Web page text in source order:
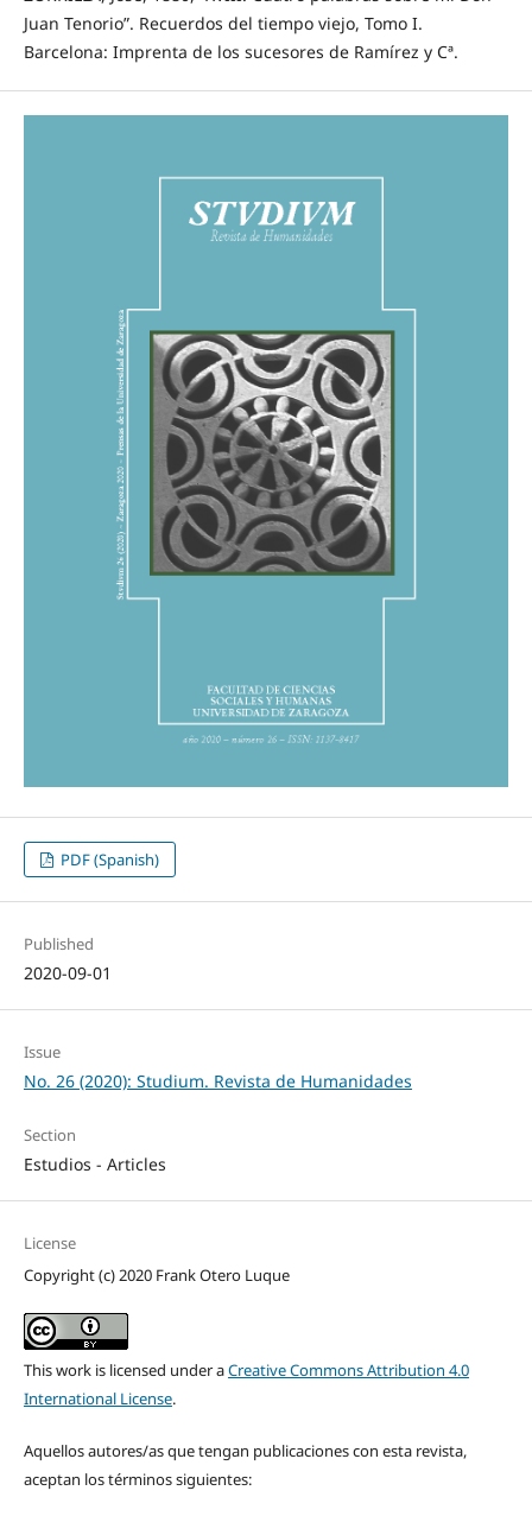
Juan Tenorio”. Recuerdos del tiempo viejo, Tomo I.
Barcelona: Imprenta de los sucesores de Ramírez y Cª.
PDF (Spanish)
Published
2020-09-01
Issue
No. 26 (2020): Studium. Revista de Humanidades
Section
Estudios - Articles
License
Copyright (c) 2020 Frank Otero Luque
This work is licensed under aCreative Commons Attribution 4.0
International License.
Aquellos autores/as que tengan publicaciones con esta revista,
aceptan los términos siguientes: